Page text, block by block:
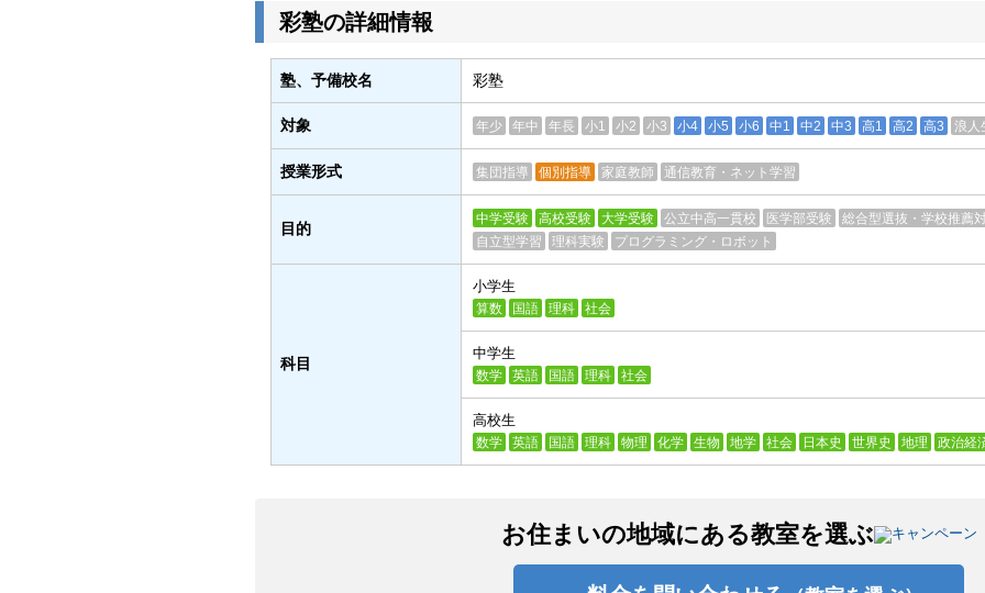
彩塾の詳細情報
塾、予備校名 彩塾
対象 年少 年中 年長 小1 小2 小3 小4 小5 小6 中1 中2 中3 高1 高2 高3 浪人
授業形式 集団指導 個別指導 家庭教師 通信教育・ネット学習
目的
中学受験 高校受験 大学受験 公立中高一貫校 医学部受験 総合型選抜・学校推薦
自立型学習
理科実験 プログラミング・ロボット
科目
小学生
算数 国語 理科 社会
中学生
数学 英語 国語 理科 社会
高校生
数学 英語 国語 理科 物理 化学 生物 地学 社会 日本史 世界史 地理 政治経
お住まいの地域にある教室を選ぶ